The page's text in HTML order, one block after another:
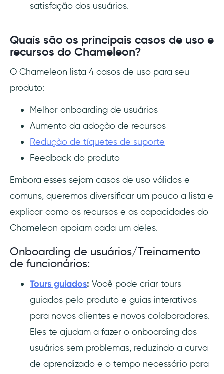
satisfação dos usuários.
Quais são os principais casos de uso e
recursos do Chameleon?
O Chameleon lista 4 casos de uso para seu
produto:
Melhor onboarding de usuários
Aumento da adoção de recursos
Redução de tíquetes de suporte
Feedback do produto
Embora esses sejam casos de uso válidos e
comuns, queremos diversificar um pouco a lista e
explicar como os recursos e as capacidades do
Chameleon apoiam cada um deles.
Onboarding de usuários/Treinamento
de funcionários:
Tours guiados: Você pode criar tours
guiados pelo produto e guias interativos
para novos clientes e novos colaboradores.
Eles te ajudam a fazer o onboarding dos
usuários sem problemas, reduzindo a curva
de aprendizado e o tempo necessário para